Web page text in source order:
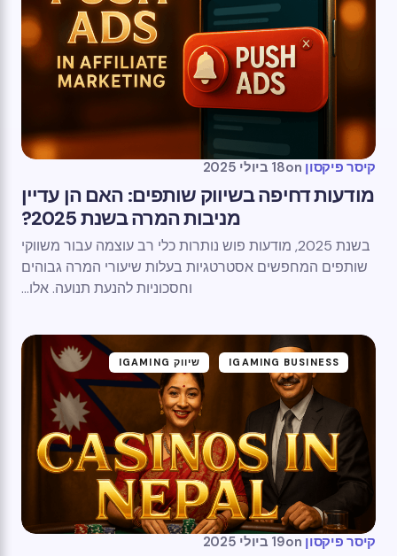
קיסר פיקסון on18 ביולי 2025
מודעות דחיפה בשיווק שותפים: האם הן עדיין
מניבות המרה בשנת 2025?
בשנת 2025, מודעות פוש נותרות כלי רב עוצמה עבור משווקי
שותפים המחפשים אסטרטגיות בעלות שיעורי המרה גבוהים
וחסכוניות להנעת תנועה. אלו...
IGAMING BUSINESS שיווק IGAMING
קיסר פיקסון on19 ביולי 2025